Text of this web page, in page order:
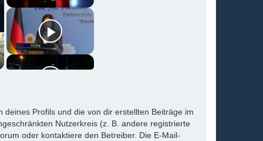
Profils und die von dir erstellten Beiträge im
Nutzerkreis (z. B. andere registrierte
oder kontaktiere den Betreiber. Die E-Mail-